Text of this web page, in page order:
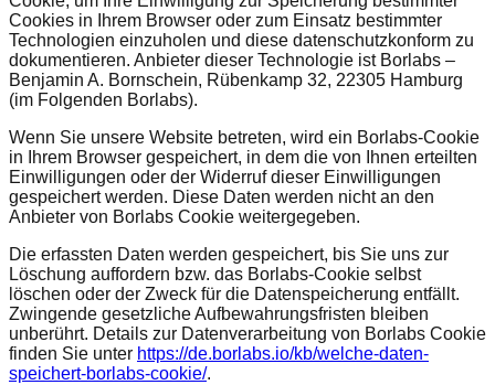
Cookies in Ihrem Browser oder zum Einsatz bestimmter
Technologien einzuholen und diese datenschutzkonform zu
dokumentieren. Anbieter dieser Technologie ist Borlabs –
Benjamin A. Bornschein, Rübenkamp 32, 22305 Hamburg
(im Folgenden Borlabs).
Wenn Sie unsere Website betreten, wird ein Borlabs-Cookie
in Ihrem Browser gespeichert, in dem die von Ihnen erteilten
Einwilligungen oder der Widerruf dieser Einwilligungen
gespeichert werden. Diese Daten werden nicht an den
Anbieter von Borlabs Cookie weitergegeben.
Die erfassten Daten werden gespeichert, bis Sie uns zur
Löschung auffordern bzw. das Borlabs-Cookie selbst
löschen oder der Zweck für die Datenspeicherung entfällt.
Zwingende gesetzliche Aufbewahrungsfristen bleiben
unberührt. Details zur Datenverarbeitung von Borlabs Cookie
finden Sie unter https://de.borlabs.io/kb/welche-daten-
speichert-borlabs-cookie/.